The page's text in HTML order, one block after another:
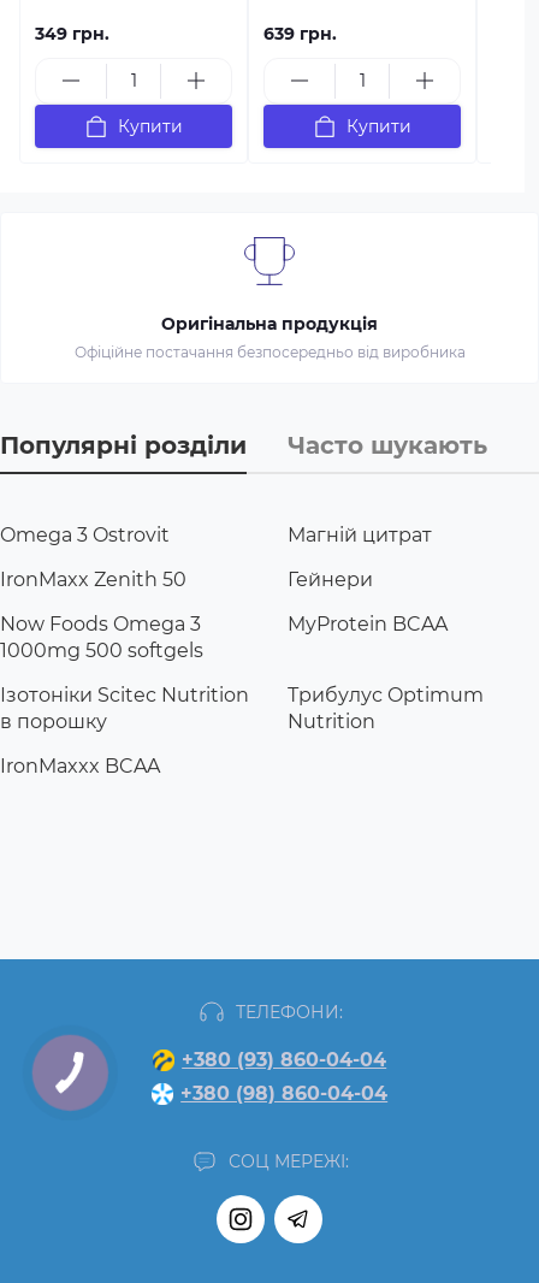
349 грн.
Купити
639 грн.
Купити
Оригінальна продукція
Офіційне постачання безпосередньо від виробника
Популярні розділи Часто шукають
Omega 3 Ostrovit
Магній цитрат
IronMaxx Zenith 50
Гейнери
Now Foods Omega 3
1000mg 500 softgels
MyProtein BCAA
Ізотоніки Scitec Nutrition
в порошку
Трибулус Optimum
Nutrition
IronMaxxx BCAA
ТЕЛЕФОНИ:
+380 (93) 860-04-04
+380 (98) 860-04-04
СОЦ МЕРЕЖІ: